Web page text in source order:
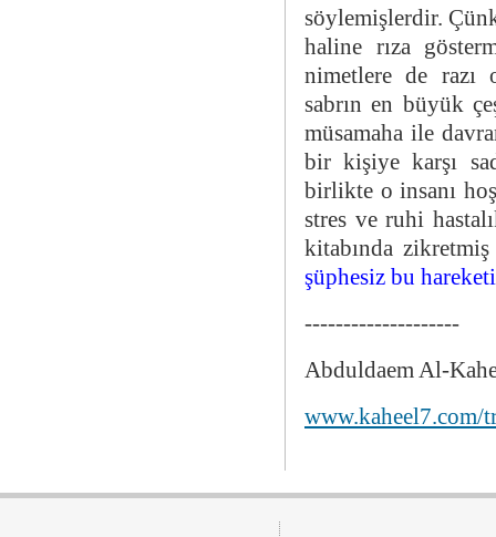
söylemişlerdir.
haline rıza
nimetlere de razı
sabrın en büyük
müsamaha ile
bir kişiye karşı
birlikte o insanı
stres ve ruhi
kitabında
şüphesiz bu
--------------------
Abduldaem Al-
www.kaheel7.com/